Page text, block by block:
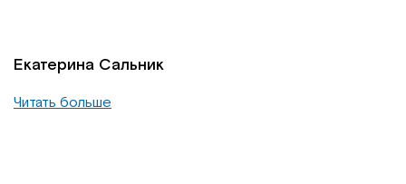
Екатерина Сальник
Читать больше